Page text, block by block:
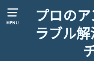
MENU
プロの
ラブル